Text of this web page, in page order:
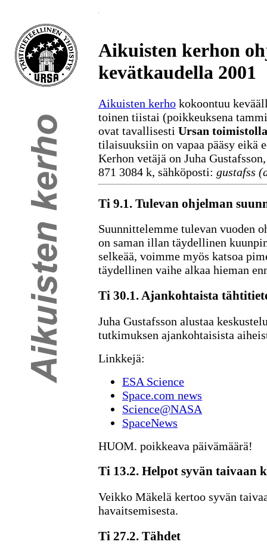
Aikuisten kerhon
kevätkaudella 2001
Aikuisten kerho kokoontuu
toinen tiistai (poikkeuksena
ovat tavallisesti Ursan
tilaisuuksiin on vapaa pääsy eikä
Kerhon vetäjä on Juha
871 3084 k, sähköposti: gustafss
Ti 9.1. Tulevan ohjelman
Suunnittelemme tulevan vuoden
on saman illan täydellinen
selkeää, voimme myös katsoa
täydellinen vaihe alkaa hieman
Ti 30.1. Ajankohtaista
Juha Gustafsson alustaa
tutkimuksen ajankohtaisista
Linkkejä:
ESA Science
Space.com news
Science@NASA
SpaceNews
HUOM. poikkeava päivämäärä!
Ti 13.2. Helpot syvän taivaan
Veikko Mäkelä kertoo syvän
havaitsemisesta.
Ti 27.2. Tähdet